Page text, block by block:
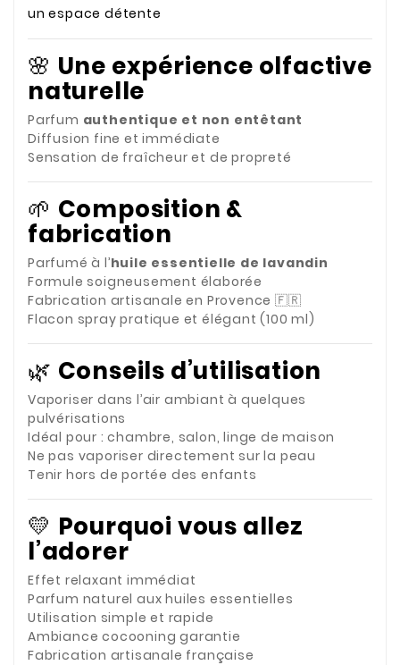
un espace détente
🌸 Une expérience olfactive
naturelle
Parfum authentique et non entêtant
Diffusion fine et immédiate
Sensation de fraîcheur et de propreté
🌱 Composition &
fabrication
Parfumé à l’huile essentielle de lavandin
Formule soigneusement élaborée
Fabrication artisanale en Provence 🇫🇷
Flacon spray pratique et élégant (100 ml)
🌿 Conseils d’utilisation
Vaporiser dans l’air ambiant à quelques
pulvérisations
Idéal pour : chambre, salon, linge de maison
Ne pas vaporiser directement sur la peau
Tenir hors de portée des enfants
💛 Pourquoi vous allez
l’adorer
Effet relaxant immédiat
Parfum naturel aux huiles essentielles
Utilisation simple et rapide
Ambiance cocooning garantie
Fabrication artisanale française